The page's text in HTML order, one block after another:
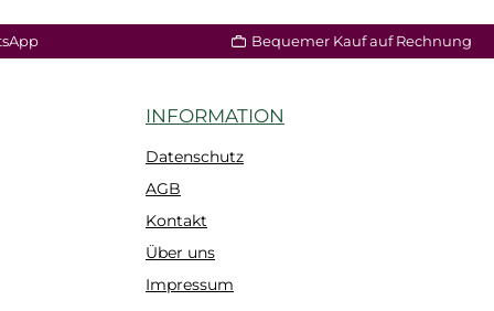
Bequemer Kauf auf Rechnung
INFORMATION
Datenschutz
AGB
Kontakt
Über uns
Impressum